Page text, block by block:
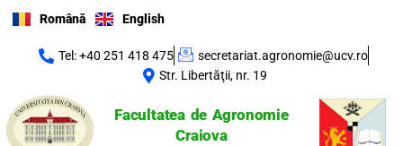
content
Română English
Tel: +40 251 418 475
secretariat.agronomie@ucv.ro
Str. Libertăţii, nr. 19
Facultatea de Agronomie
Craiova